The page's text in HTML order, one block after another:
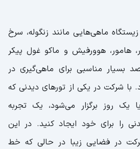
زیستگاه ماهی‌هایی مانند زنگوله، سرخ
هامور، هوورفیش و ماکو غول پیکر
بسیار مناسبی برای ماهی‌گیری در
شرکت در یکی از تور‌های دیدنی که
روز برگزار می‌شود، یک تجربه
را برای خود ایجاد کنید. در این
در فضایی زیبا در حالی که خط